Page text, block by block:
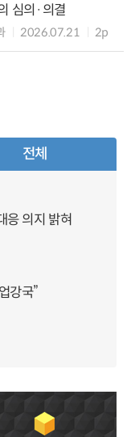
심의·의결
2026.07.21 2p
전체
응 의지 밝혀
강국”